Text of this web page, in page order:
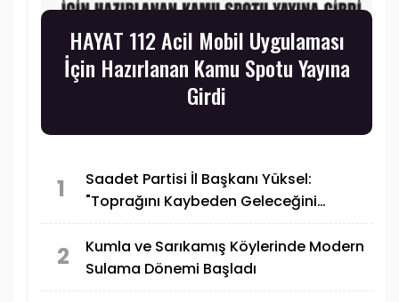
HAYAT 112 Acil Mobil Uygulaması
İçin Hazırlanan Kamu Spotu Yayına
Girdi
1
Saadet Partisi İl Başkanı Yüksel:
"Toprağını Kaybeden Geleceğini
2
Kumla ve Sarıkamış Köylerinde Modern
Sulama Dönemi Başladı